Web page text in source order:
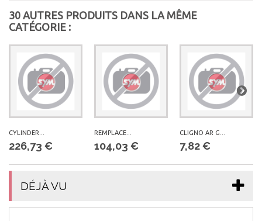
30 AUTRES PRODUITS DANS LA MÊME
CATÉGORIE :
CYLINDER...
226,73 €
REMPLACE...
104,03 €
CLIGNO AR G...
7,82 €
DÉJÀ VU